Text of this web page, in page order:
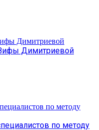
Димитриевой
по методу